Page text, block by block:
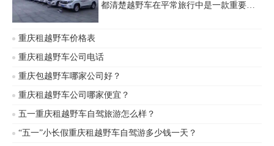
都清楚越野车在平常旅行中是一款重要的
险要路段是不可预估的，再加上长时间的
群不请一个司机怎么能行?
重庆租越野车价格表
重庆租越野车公司电话
重庆包越野车哪家公司好？
重庆租越野车公司哪家便宜？
五一重庆租越野车自驾旅游怎么样？
“五一”小长假重庆租越野车自驾游多少钱一天？